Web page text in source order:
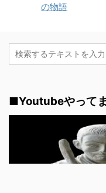
の物語
■Youtubeやって